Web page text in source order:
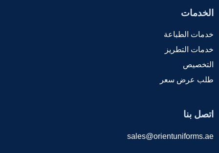
الخدمات
خدمات الطباعة
خدمات التطريز
التخصيص
طلب عرض سعر
اتصل بنا
sales@orientuniforms.ae